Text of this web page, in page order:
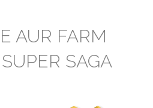
AUR FARM
SAGA